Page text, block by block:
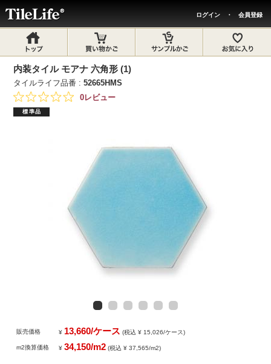
ログイン ・ 会員登録
内装タイル モアナ 六角形 (1)
タイルライフ品番 :52665HMS
0レビュー
標準品
販売価格 ¥ 13,660/ケース (税込 ¥ 15,026/ケース)
m2換算価格 ¥34,150/m2 (税込 ¥ 37,565/m2)